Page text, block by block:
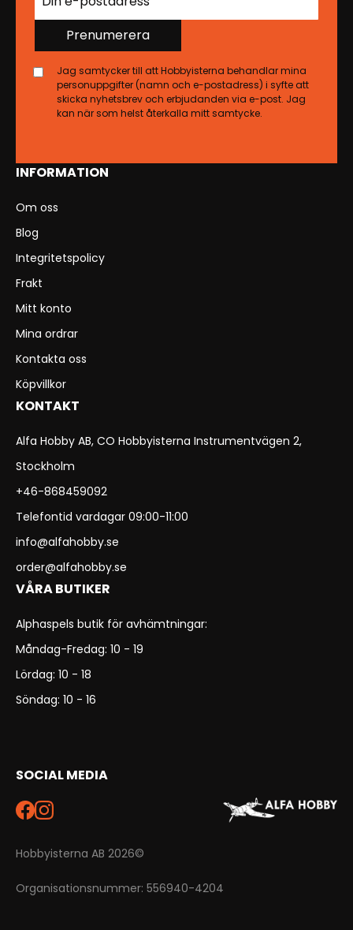
INFORMATION
Om oss
Blog
Integritetspolicy
Frakt
Mitt konto
Mina ordrar
Kontakta oss
Köpvillkor
KONTAKT
Alfa Hobby AB, CO Hobbyisterna Instrumentvägen 2,
Stockholm
+46-868459092
Telefontid vardagar 09:00-11:00
info@alfahobby.se
order@alfahobby.se
VÅRA BUTIKER
Alphaspels butik för avhämtningar:
Måndag-Fredag: 10 - 19
Lördag: 10 - 18
Söndag: 10 - 16
SOCIAL MEDIA
Prenumerera
Jag samtycker till att Hobbyisterna behandlar mina
personuppgifter (namn och e-postadress) i syfte att
skicka nyhetsbrev och erbjudanden via e-post. Jag
kan när som helst återkalla mitt samtycke.
Hobbyisterna AB 2026©
Organisationsnummer: 556940-4204